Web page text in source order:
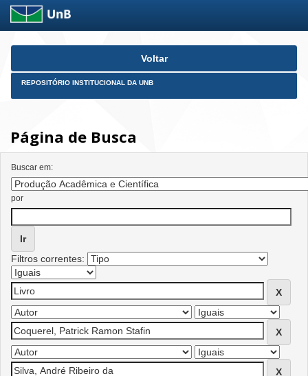
Skip
Voltar
REPOSITÓRIO INSTITUCIONAL DA UNB
Página de Busca
Buscar em:
por
Filtros correntes: